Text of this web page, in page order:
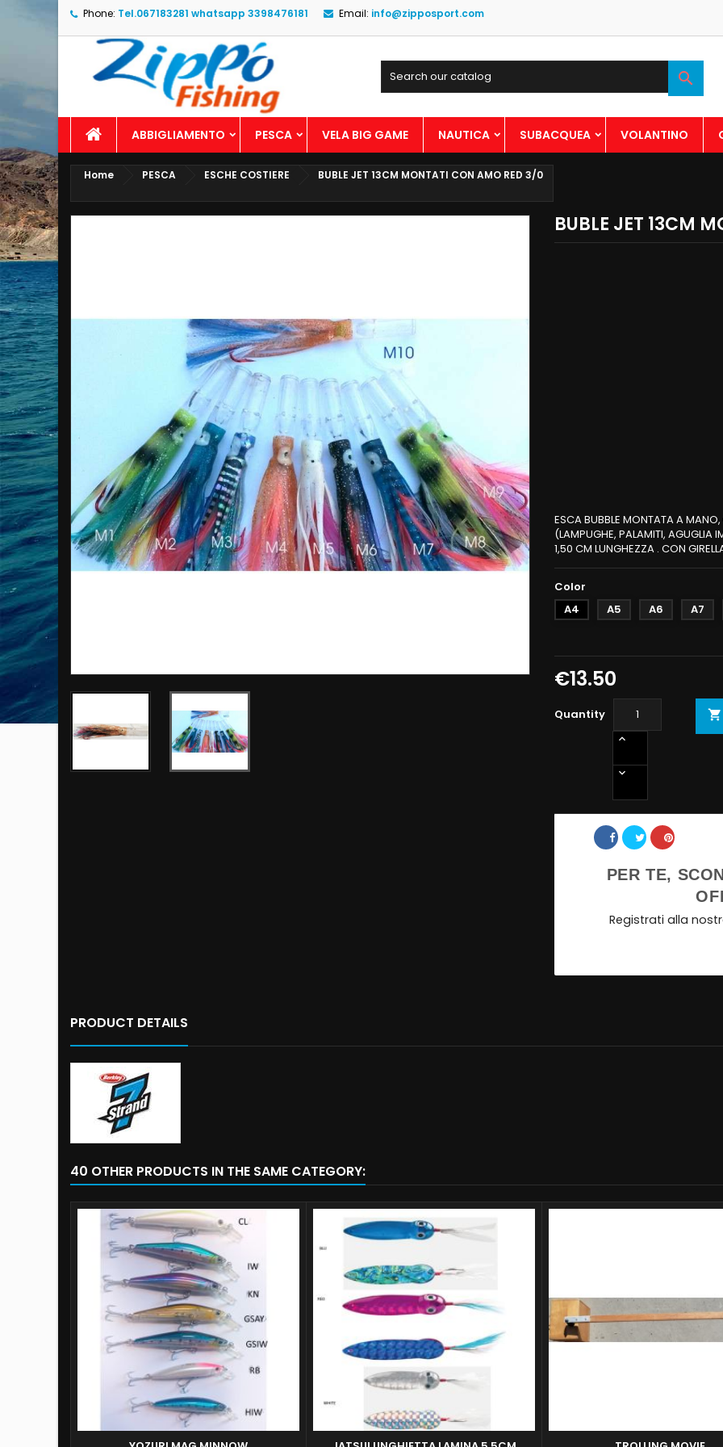
Phone: Tel.067183281 whatsapp 3398476181 Email: info@zipposport.com

ABBIGLIAMENTO PESCA VELA BIG GAME NAUTICA SUBACQUEA VOLANTINO
Home PESCA ESCHE COSTIERE BUBLE JET 13CM MONTATI CON AMO RED 3/0
BUBLE JET 13CM
ESCA BUBBLE MONTATA A
(LAMPUGHE, PALAMITI, AGUGLIA
1,50 CM LUNGHEZZA . CON
Color
A4
A5 A6 A7
€13.50
Quantity 
PER TE,
Registrati alla
PRODUCT DETAILS
40 OTHER PRODUCTS IN THE SAME CATEGORY: